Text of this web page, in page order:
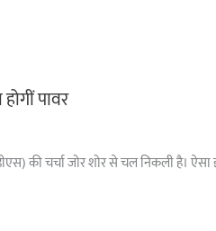
पावर
चर्चा जोर शोर से चल निकली है। ऐसा